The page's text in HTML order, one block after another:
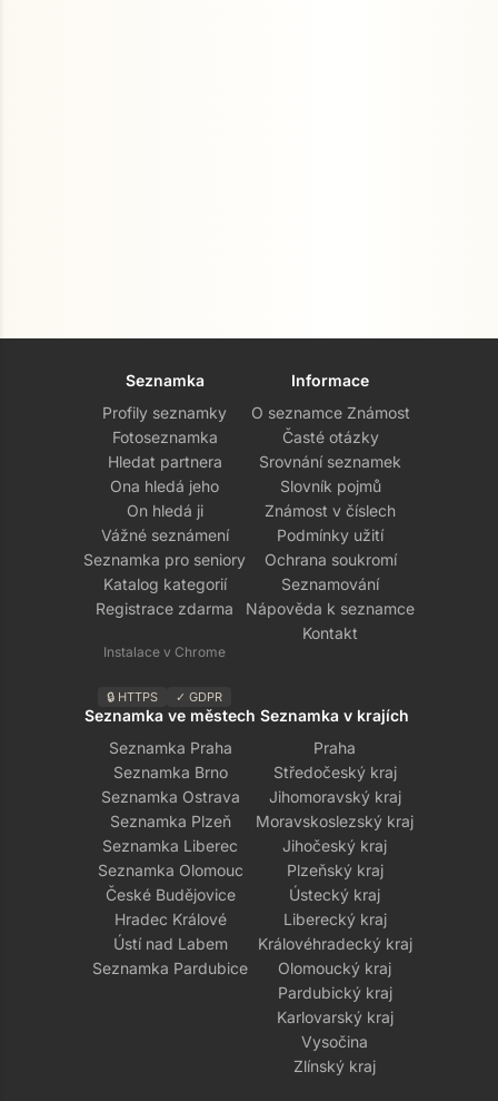
Seznamka
Profily seznamky
Fotoseznamka
Hledat partnera
Ona hledá jeho
On hledá ji
Vážné seznámení
Seznamka pro seniory
Katalog kategorií
Registrace zdarma
Instalace v Chrome
🔒 HTTPS ✓ GDPR
Informace
O seznamce Známost
Časté otázky
Srovnání seznamek
Slovník pojmů
Známost v číslech
Podmínky užití
Ochrana soukromí
Seznamování
Nápověda k seznamce
Kontakt
Seznamka ve městech
Seznamka Praha
Seznamka Brno
Seznamka Ostrava
Seznamka Plzeň
Seznamka Liberec
Seznamka Olomouc
České Budějovice
Hradec Králové
Ústí nad Labem
Seznamka Pardubice
Seznamka v krajích
Praha
Středočeský kraj
Jihomoravský kraj
Moravskoslezský kraj
Jihočeský kraj
Plzeňský kraj
Ústecký kraj
Liberecký kraj
Královéhradecký kraj
Olomoucký kraj
Pardubický kraj
Karlovarský kraj
Vysočina
Zlínský kraj